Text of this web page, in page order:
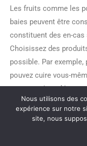
Les fruits comme les
baies peuvent être
constituent des en-
Choisissez des
possible. Par
pouvez cuire vous-
souvent très salés.
Préparez vos repas
de sel que vous
de découvrir et de
Nous utilisons des
expérience sur notre
site, nous